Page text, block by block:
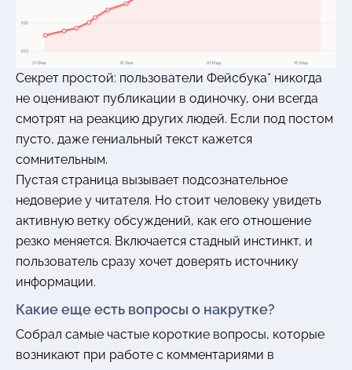
Секрет простой: пользователи Фейсбука* никогда
не оценивают публикации в одиночку, они всегда
смотрят на реакцию других людей. Если под постом
пусто, даже гениальный текст кажется
сомнительным.
Пустая страница вызывает подсознательное
недоверие у читателя. Но стоит человеку увидеть
активную ветку обсуждений, как его отношение
резко меняется. Включается стадный инстинкт, и
пользователь сразу хочет доверять источнику
информации.
Какие еще есть вопросы о накрутке?
Собрал самые частые короткие вопросы, которые
возникают при работе с комментариями в